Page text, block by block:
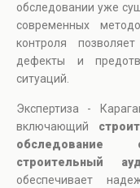
обследовании уже
современных
контроля
дефекты и
ситуаций.
Экспертиза -
включающий
обследование
строительный
обеспечивает